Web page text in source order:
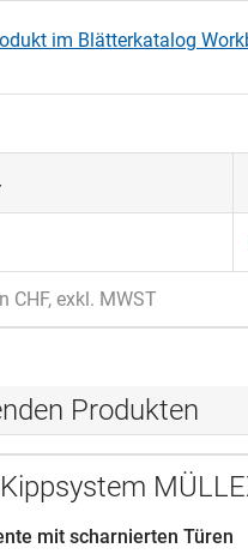
im Blätterkatalog
CHF, exkl. MWST
Produkten
mit scharnierten Türen